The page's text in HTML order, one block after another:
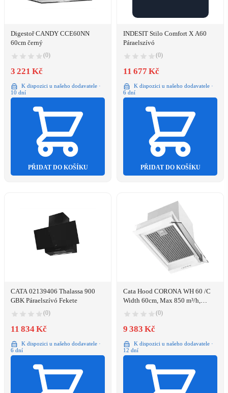
Digestoř CANDY CCE60NN
60cm černý
(0)
3 221 Kč
K dispozici u našeho dodavatele ·
10 dní
PŘIDAT DO KOŠÍKU
INDESIT Stilo Comfort X A60
Páraelszívó
(0)
11 677 Kč
K dispozici u našeho dodavatele ·
6 dní
PŘIDAT DO KOŠÍKU
CATA 02139406 Thalassa 900
GBK Páraelszívó Fekete
(0)
11 834 Kč
K dispozici u našeho dodavatele ·
6 dní
Cata Hood CORONA WH 60 /C
Width 60cm, Max 850 m³/h,
Stainless steel
(0)
9 383 Kč
K dispozici u našeho dodavatele ·
12 dní